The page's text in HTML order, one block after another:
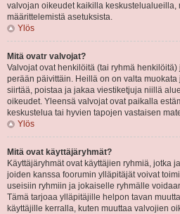
valvojan oikeudet kaikilla keskustelualueilla,
määrittelemistä asetuksista.
Ylös
Mitä ovatr valvojat?
Valvojat ovat henkilöitä (tai ryhmä
perään päivittäin. Heillä on on valta
siirtää, poistaa ja jakaa viestiketjuja niillä
oikeudet. Yleensä valvojat ovat paikalla
keskustelua tai hyvien tapojen vastaisen
Ylös
Mitä ovat käyttäjäryhmät?
Käyttäjäryhmät ovat käyttäjien ryhmiä, jotka
joiden kanssa foorumin ylläpitäjät voivat
useisiin ryhmiin ja jokaiselle ryhmälle
Tämä tarjoaa ylläpitäjille helpon tavan
käyttäjille kerralla, kuten muuttaa valvojien